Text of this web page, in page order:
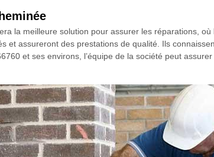
la meilleure solution pour assurer les réparations, où
et assureront des prestations de qualité. Ils
et ses environs, l’équipe de la société peut